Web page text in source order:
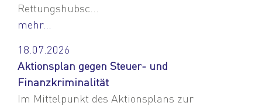
Rettungshubsc...
mehr...
18.07.2026
Aktionsplan gegen Steuer- und
Finanzkriminalität
Im Mittelpunkt des Aktionsplans zur